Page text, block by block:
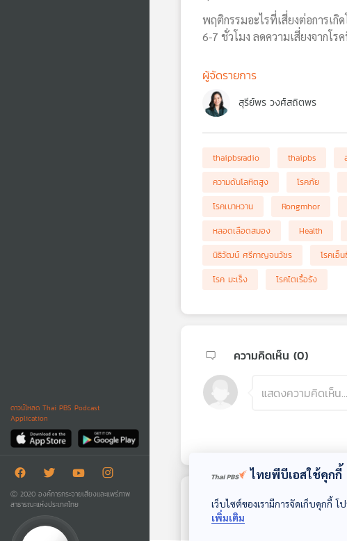
ดาวน์โหลด Thai PBS Podcast
Application
Ⓒ 2020 องค์การกระจายเสียงและแพร่ภาพ
สาธารณะแห่งประเทศไทย
พฤติกรรมอะไรที่เสี่ยงต่อการเ
6-7 ชั่วโมง ลดความเสี่ยงจากโร
ผู้จัดรายการ
สุรีย์พร วงศ์สถิตพร
thaipbsradio thaipbs
ความดันโลหิตสูง
โรคภัย
โรคเบาหวาน
Rongmhor
หลอดเลือดสมอง
Health
นิธิวัฒน์ ศรีกาญจนวัชร
โรคเอ็
โรค มะเร็ง
โรคไตเรื้อรัง
ความคิดเห็น (0)
ตอนถัดไป
ไทยพีบีเอสใช้คุกกี้
เว็บไซต์ของเรามีการจัดเก็บคุกกี้
เพิ่มเติม